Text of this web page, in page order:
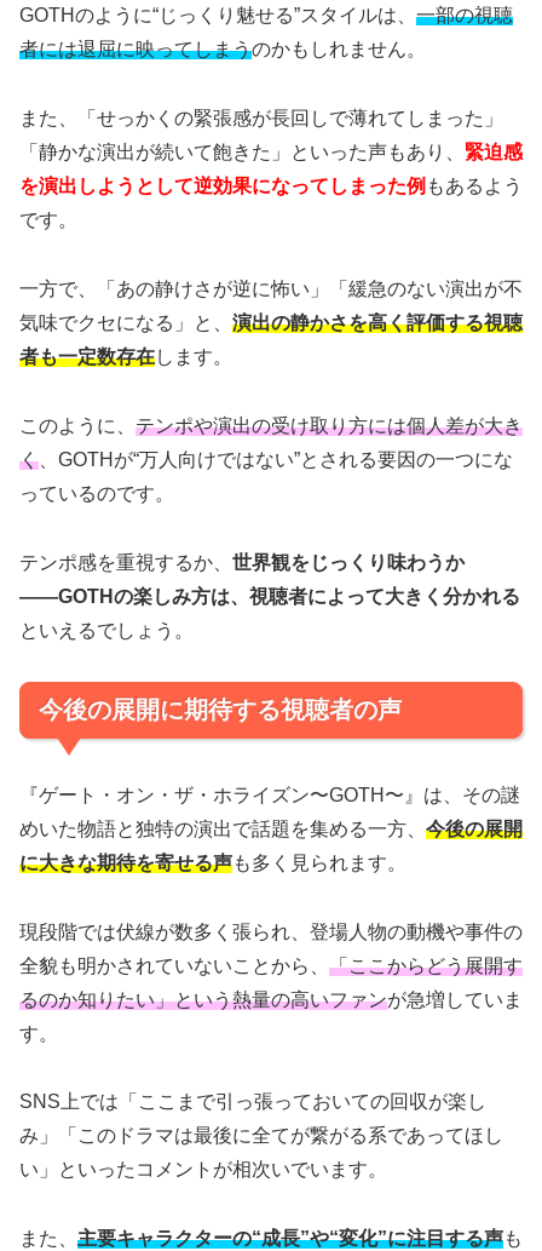
GOTHのように“じっくり魅せる”スタイルは、 一部の視聴
者には退屈に映ってしまうのかもしれません。
また、「せっかくの緊張感が長回しで薄れてしまった」
「静かな演出が続いて飽きた」といった声もあり、 緊迫感
を演出しようとして逆効果になってしまった例 もあるよう
です。
一方で、「あの静けさが逆に怖い」「緩急のない演出が不
気味でクセになる」と、 演出の静かさを高く評価する視聴
者も一定数存在します。
このように、 テンポや演出の受け取り方には個人差が大き
く 、GOTHが“万人向けではない”とされる要因の一つにな
っているのです。
テンポ感を重視するか、 世界観をじっくり味わうか
――GOTHの楽しみ方は、視聴者によって大きく分かれる
といえるでしょう。
今後の展開に期待する視聴者の声
『ゲート・オン・ザ・ホライズン〜GOTH〜』は、その謎
めいた物語と独特の演出で話題を集める一方、 今後の展開
に大きな期待を寄せる声も多く見られます。
現段階では伏線が数多く張られ、登場人物の動機や事件の
全貌も明かされていないことから、 「ここからどう展開す
るのか知りたい」という熱量の高いファンが急増していま
す。
SNS上では「ここまで引っ張っておいての回収が楽し
み」「このドラマは最後に全てが繋がる系であってほし
い」といったコメントが相次いでいます。
また、 主要キャラクターの“成長”や“変化”に注目する声も